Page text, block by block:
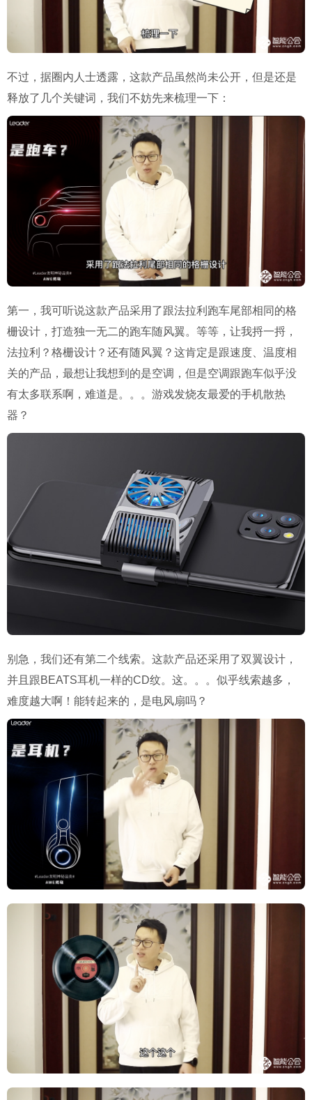
不过，据圈内人士透露，这款产品虽然尚未公开，但是还是
释放了几个关键词，我们不妨先来梳理一下：
第一，我可听说这款产品采用了跟法拉利跑车尾部相同的格
栅设计，打造独一无二的跑车随风翼。等等，让我捋一捋，
法拉利？格栅设计？还有随风翼？这肯定是跟速度、温度相
关的产品，最想让我想到的是空调，但是空调跟跑车似乎没
有太多联系啊，难道是。。。游戏发烧友最爱的手机散热
器？
别急，我们还有第二个线索。这款产品还采用了双翼设计，
并且跟BEATS耳机一样的CD纹。这。。。似乎线索越多，
难度越大啊！能转起来的，是电风扇吗？